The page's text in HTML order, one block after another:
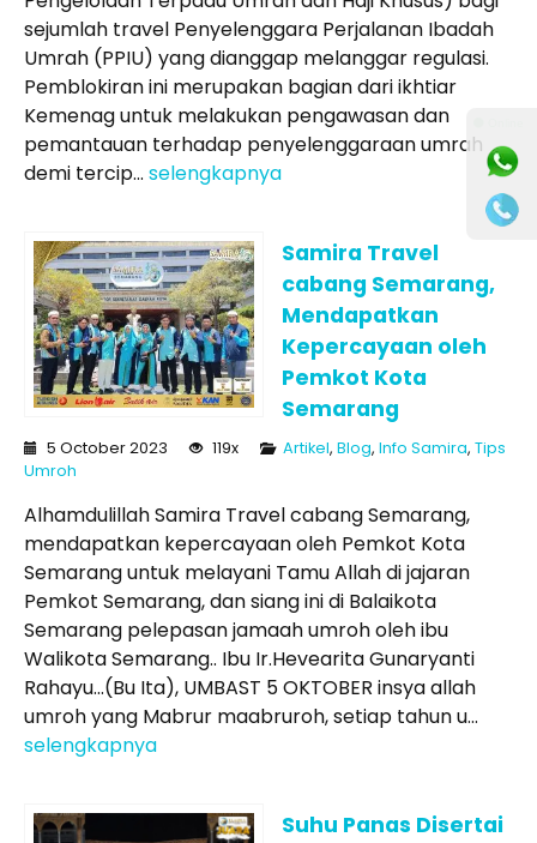
sejumlah travel Penyelenggara Perjalanan Ibadah
Umrah (PPIU) yang dianggap melanggar regulasi.
Pemblokiran ini merupakan bagian dari ikhtiar
Kemenag untuk melakukan pengawasan dan
pemantauan terhadap penyelenggaraan umrah
demi tercip... selengkapnya
Samira Travel
cabang Semarang,
Mendapatkan
Kepercayaan oleh
Pemkot Kota
Semarang
5 October 2023 119x Artikel, Blog, Info Samira, Tips
Umroh
Alhamdulillah Samira Travel cabang Semarang,
mendapatkan kepercayaan oleh Pemkot Kota
Semarang untuk melayani Tamu Allah di jajaran
Pemkot Semarang, dan siang ini di Balaikota
Semarang pelepasan jamaah umroh oleh ibu
Walikota Semarang.. Ibu Ir.Hevearita Gunaryanti
Rahayu…(Bu Ita), UMBAST 5 OKTOBER insya allah
umroh yang Mabrur maabruroh, setiap tahun u...
selengkapnya
Suhu Panas Disertai